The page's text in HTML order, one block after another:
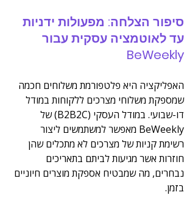
סיפור הצלחה: מפעולות ידניות
עד לאוטמציה עסקית עבור
BeWeekly
האפליקציה היא פלטפורמת משלוחים חכמה
שמספקת משלוחי מצרכים ללקוחות במודל
דו-שבועי. במודל העסקי (B2B2C) של
BeWeekly מאפשר למשתמשים ליצור
רשימת קניות של מצרכים לא מתכלים שהן
חוזרות אשר מגיעות לביתם בתאריכים
נבחרים, מה שמבטיח אספקת מוצרים חיוניים
בזמן.